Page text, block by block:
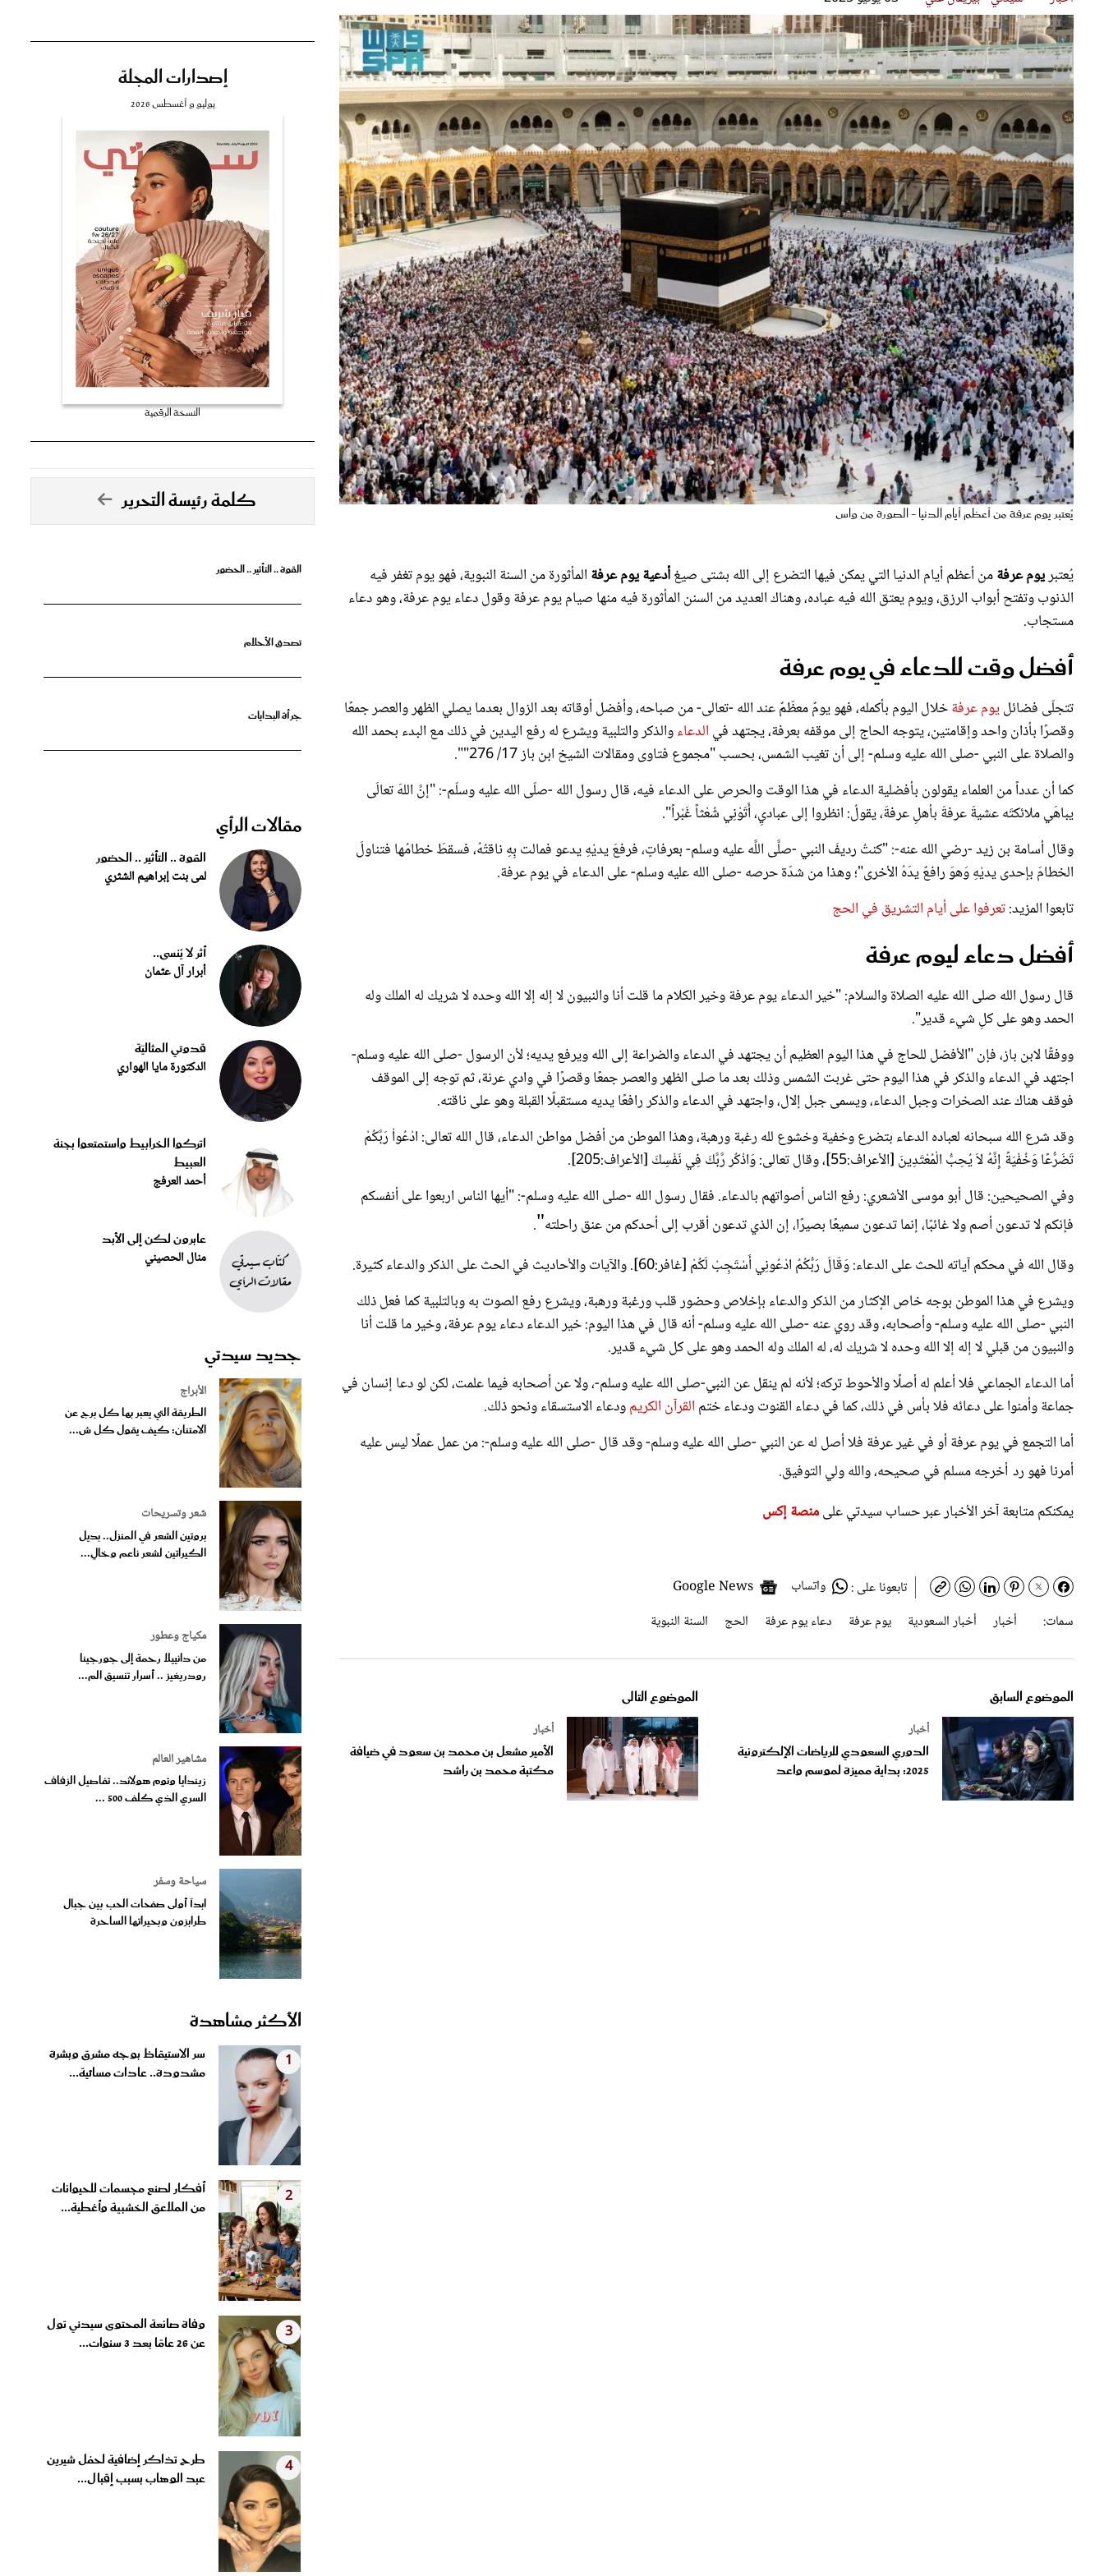
يُعتبر يوم عرفة من أعظم أيام الدنيا - الصورة من واس
يُعتبريوم عرفةمن أعظم أيام الدنيا التي يمكن فيها التضرع إلى الله بشتى صيغأدعية يوم عرفة المأثورة من السنة النبوية، فهو يوم تغفر فيه
الذنوب وتفتح أبواب الرزق، ويوم يعتق الله فيه عباده، وهناك العديد من السنن المأثورة فيه منها صيام يوم عرفة وقول دعاء يوم عرفة، وهو دعاء
مستجاب.
أفضل وقت للدعاء في يوم عرفة
تتجلّى فضائليوم عرفةخلال اليوم بأكمله، فهو يومٌ معظّمٌ عند الله -تعالى- من صباحه، وأفضل أوقاته بعد الزوال بعدما يصلي الظهر والعصر جمعًا
وقصرًا بأذان واحد وإقامتين، يتوجه الحاج إلى موقفه بعرفة، يجتهد في الدعاءوالذكر والتلبية ويشرع له رفع اليدين في ذلك مع البدء بحمد الله
والصلاة على النبي -صلى الله عليه وسلم- إلى أن تغيب الشمس، بحسب "مجموع فتاوى ومقالات الشيخ ابن باز 17/ 276"".
كما أن عدداً من العلماء يقولون بأفضلية الدعاء في هذا الوقت والحرص على الدعاء فيه، قال رسول الله -صلّى الله عليه وسلّم-: "إنَّ اللهَ تعالَى
يباهَي ملائكتَه عشيةَ عرفةَ بأهلِ عرفةَ، يقولُ: انظروا إلى عباديِ، أَتَوْنِي شُعْثاً غَبْراً".
وقال أسامة بن زيد -رضي الله عنه-: "كنتُ رديفَ النبي -صلَّى اللَّه عليه وسلم- بعرفاتٍ، فرفعَ يديْهِ يدعو فمالت بِهِ ناقتُهُ، فسقطَ خطامُها فتناولَ
الخطامَ بإحدى يديْهِ وَهوَ رافعٌ يدَهُ الأخرى"؛ وهذا من شدّة حرصه -صلى الله عليه وسلم- على الدعاء في يوم عرفة.
تابعوا المزيد:تعرفوا على أيام التشريق في الحج
أفضل دعاء ليوم عرفة
قال رسول الله صلى الله عليه الصلاة والسلام: "خير الدعاء يوم عرفة وخير الكلام ما قلت أنا والنبيون لا إله إلا الله وحده لا شريك له الملك وله
الحمد وهو على كلِ شيء قدير".
ووفقًا لابن باز، فإن "الأفضل للحاج في هذا اليوم العظيم أن يجتهد في الدعاء والضراعة إلى الله ويرفع يديه؛ لأن الرسول -صلى الله عليه وسلم-
اجتهد في الدعاء والذكر في هذا اليوم حتى غربت الشمس وذلك بعد ما صلى الظهر والعصر جمعًا وقصرًا في وادي عرنة، ثم توجه إلى الموقف
فوقف هناك عند الصخرات وجبل الدعاء، ويسمى جبل إلال، واجتهد في الدعاء والذكر رافعًا يديه مستقبلًا القبلة وهو على ناقته.
وقد شرع الله سبحانه لعباده الدعاء بتضرع وخفية وخشوع لله رغبة ورهبة، وهذا الموطن من أفضل مواطن الدعاء، قال الله تعالى: ادْعُواْ رَبَّكُمْ
تَضَرُّعًا وَخُفْيَةً إِنَّهُ لاَ يُحِبُّ الْمُعْتَدِينَ [الأعراف:55]، وقال تعالى: وَاذْكُر رَّبَّكَ فِي نَفْسِكَ [الأعراف:205].
وفي الصحيحين: قال أبو موسى الأشعري: رفع الناس أصواتهم بالدعاء. فقال رسول الله -صلى الله عليه وسلم-: "أيها الناس اربعوا على أنفسكم
فإنكم لا تدعون أصم ولا غائبًا، إنما تدعون سميعًا بصيرًا، إن الذي تدعون أقرب إلى أحدكم من عنق راحلته"
.
وقال الله في محكم آياته للحث على الدعاء: وَقَالَ رَبُّكُمُ ادْعُونِي أَسْتَجِبْ لَكُمْ [غافر:60]. والآيات والأحاديث في الحث على الذكر والدعاء كثيرة.
ويشرع في هذا الموطن بوجه خاص الإكثار من الذكر والدعاء بإخلاص وحضور قلب ورغبة ورهبة، ويشرع رفع الصوت به وبالتلبية كما فعل ذلك
النبي -صلى الله عليه وسلم- وأصحابه، وقد روي عنه -صلى الله عليه وسلم- أنه قال في هذا اليوم: خير الدعاء دعاء يوم عرفة، وخير ما قلت أنا
والنبيون من قبلي لا إله إلا الله وحده لا شريك له، له الملك وله الحمد وهو على كل شيء قدير.
أما الدعاء الجماعي فلا أعلم له أصلًا والأحوط تركه؛ لأنه لم ينقل عن النبي-صلى الله عليه وسلم-، ولا عن أصحابه فيما علمت، لكن لو دعا إنسان في
جماعة وأمنوا على دعائه فلا بأس في ذلك، كما في دعاء القنوت ودعاء ختم القرآن الكريمودعاء الاستسقاء ونحو ذلك.
أما التجمع في يوم عرفة أو في غير عرفة فلا أصل له عن النبي -صلى الله عليه وسلم- وقد قال -صلى الله عليه وسلم-: من عمل عملًا ليس عليه
أمرنا فهو رد أخرجه مسلم في صحيحه، والله ولي التوفيق.
يمكنكم متابعة آخر الأخبار عبر حساب سيدتي علىمنصة إكس
تابعونا على : واتساب
سمات:
أخبار أخبار السعودية يوم عرفة دعاء يوم عرفة الحج السنة النبوية
الموضوع السابق
أخبار
الدوري السعودي للرياضات الإلكترونية
2025: بداية مميزة لموسم واعد
الموضوع التالى
أخبار
الأمير مشعل بن محمد بن سعود في ضيافة
مكتبة محمد بن راشد
إصدارات المجلة
يوليو و أغسطس 2026
النسخة الرقمية
كلمة رئيسة التحرير
القوة .. التأثير .. الحضور
تصدق الأحلام
جرأة البدايات
مقالات الرأي
القوة .. التأثير .. الحضور
لمى بنت إبراهيم الشثري
أثر لا يُنسى..
أبرار آل عثمان
قدوتي المثاليّة
الدكتورة مايا الهواري
اتركوا الخرابيط واستمتعوا بجنة
العبيط
أحمد العرفج
عابرون لكن إلى الأبد
منال الحصيني
جديد سيدتي
الأبراج
الطريقة التي يعبر بها كل برج عن
الامتنان: كيف يقول كل ش...
شعر وتسريحات
بروتين الشعر في المنزل.. بديل
الكيراتين لشعر ناعم وخالٍ...
مكياج وعطور
من دانييلا رحمة إلى جورجينا
رودريغيز .. أسرار تنسيق الم...
مشاهير العالم
زيندايا وتوم هولاند.. تفاصيل الزفاف
السري الذي كلف 500 ...
سياحة وسفر
ابدآ أولى صفحات الحب بين جبال
طرابزون وبحيراتها الساحرة
الأكثر مشاهدة
1
سر الاستيقاظ بوجه مشرق وبشرة
مشدودة.. عادات مسائية...
2
أفكار لصنع مجسمات للحيوانات
من الملاعق الخشبية وأغطية...
3
وفاة صانعة المحتوى سيدني تول
عن 26 عامًا بعد 3 سنوات...
4
طرح تذاكر إضافية لحفل شيرين
عبد الوهاب بسبب إقبال...
قصص ملهمة
شباب وبنات
علاقات زوجية
ستايل
تقارير
عروس سيدتي
تطبيقات سيدتي
دليل السفر
آخر الأخبار
مجلة سيدتي
غلاف رفمي